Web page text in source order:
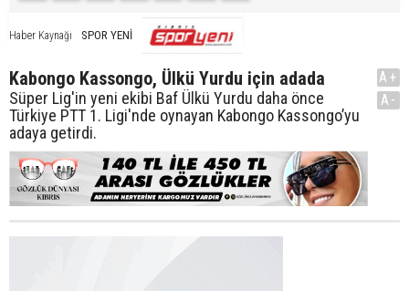
Haber Kaynağı SPOR YENİ
Kabongo Kassongo, Ülkü Yurdu için adada
Süper Lig'in yeni ekibi Baf Ülkü Yurdu daha önce
Türkiye PTT 1. Ligi'nde oynayan Kabongo Kassongo’yu
adaya getirdi.
A+
A-